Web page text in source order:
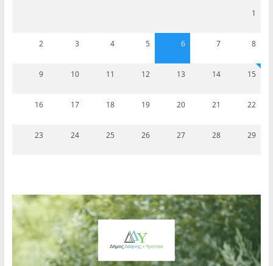
1
2 3 4 5 6 7 8
9 10 11 12 13 14 15
16 17 18 19 20 21 22
23 24 25 26 27 28 29